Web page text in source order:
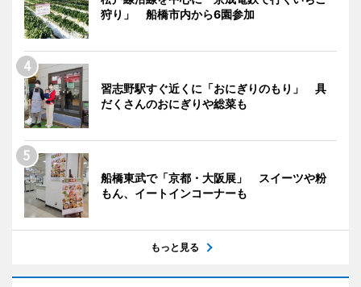
狩り」 船橋市内から6園参加
習志野駅すぐ近くに「おにぎりのもり」 具
だくさんのおにぎりや総菜も
船橋東武で「京都・大阪展」 スイーツや粉
もん、イートインコーナーも
もっと見る